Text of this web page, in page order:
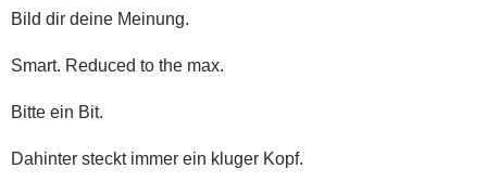
Bild dir deine Meinung.
Smart. Reduced to the max.
Bitte ein Bit.
Dahinter steckt immer ein kluger Kopf.